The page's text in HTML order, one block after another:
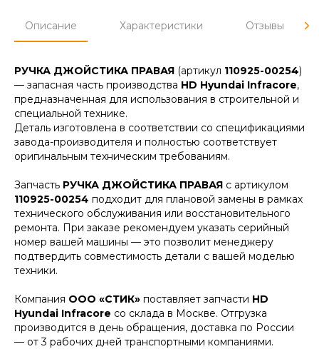
Описание Характеристики Отзывы
РУЧКА ДЖОЙСТИКА ПРАВАЯ (артикул 110925-00254)
— запасная часть производства HD Hyundai Infracore,
предназначенная для использования в строительной и
специальной технике.
Деталь изготовлена в соответствии со спецификациями
завода-производителя и полностью соответствует
оригинальным техническим требованиям.
Запчасть РУЧКА ДЖОЙСТИКА ПРАВАЯ с артикулом
110925-00254 подходит для плановой замены в рамках
технического обслуживания или восстановительного
ремонта. При заказе рекомендуем указать серийный
номер вашей машины — это позволит менеджеру
подтвердить совместимость детали с вашей моделью
техники.
Компания ООО «СТИК» поставляет запчасти HD
Hyundai Infracore со склада в Москве. Отгрузка
производится в день обращения, доставка по России
— от 3 рабочих дней транспортными компаниями.